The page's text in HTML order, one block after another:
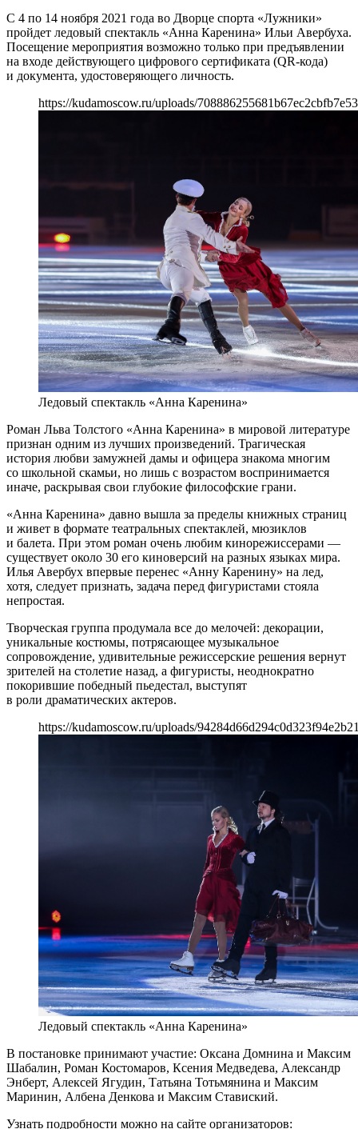
С 4 по 14 ноября 2021 года во Дворце спорта «Лужники»
пройдет ледовый спектакль «Анна Каренина» Ильи Авербуха.
Посещение мероприятия возможно только при предъявлении
на входе действующего цифрового сертификата (QR-кода)
и документа, удостоверяющего личность.
https://kudamoscow.ru/uploads/
Ледовый спектакль «Анна Каренина»
Роман Льва Толстого «Анна Каренина» в мировой литературе
признан одним из лучших произведений. Трагическая
история любви замужней дамы и офицера знакома многим
со школьной скамьи, но лишь с возрастом воспринимается
иначе, раскрывая свои глубокие философские грани.
«Анна Каренина» давно вышла за пределы книжных страниц
и живет в формате театральных спектаклей, мюзиклов
и балета. При этом роман очень любим кинорежиссерами —
существует около 30 его киноверсий на разных языках мира.
Илья Авербух впервые перенес «Анну Каренину» на лед,
хотя, следует признать, задача перед фигуристами стояла
непростая.
Творческая группа продумала все до мелочей: декорации,
уникальные костюмы, потрясающее музыкальное
сопровождение, удивительные режиссерские решения вернут
зрителей на столетие назад, а фигуристы, неоднократно
покорившие победный пьедестал, выступят
в роли драматических актеров.
https://kudamoscow.ru/uploads/
Ледовый спектакль «Анна Каренина»
В постановке принимают участие: Оксана Домнина и Максим
Шабалин, Роман Костомаров, Ксения Медведева, Александр
Энберт, Алексей Ягудин, Татьяна Тотьмянина и Максим
Маринин, Албена Денкова и Максим Ставиский.
Узнать подробности можно на сайте организаторов: